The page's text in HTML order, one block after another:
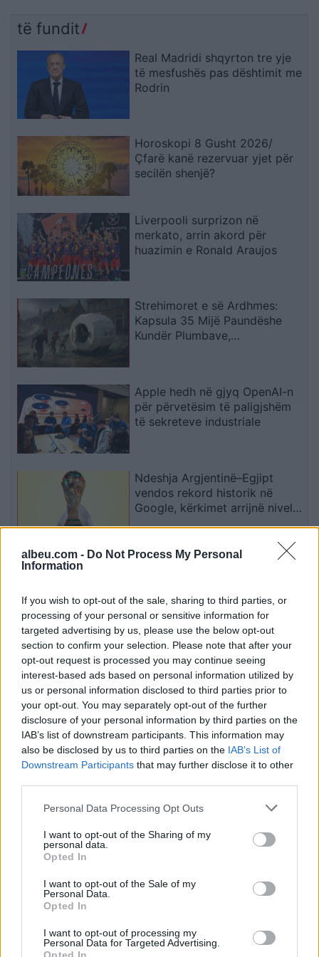
albeu.com - Do Not Process My Personal
Information
If you wish to opt-out of the sale, sharing to third parties, or
processing of your personal or sensitive information for
targeted advertising by us, please use the below opt-out
section to confirm your selection. Please note that after your
opt-out request is processed you may continue seeing
interest-based ads based on personal information utilized by
us or personal information disclosed to third parties prior to
your opt-out. You may separately opt-out of the further
disclosure of your personal information by third parties on the
IAB’s list of downstream participants. This information may
also be disclosed by us to third parties on the IAB’s List of
Downstream Participants that may further disclose it to other
Personal Data Processing Opt Outs
I want to opt-out of the Sharing of my
personal data.
Opted In
I want to opt-out of the Sale of my
Personal Data.
Opted In
I want to opt-out of processing my
Personal Data for Targeted Advertising.
të fundit
Real Madridi shqyrton tre yje
të mesfushës pas dështimit me
Rodrin
Horoskopi 8 Gusht 2026/
Çfarë kanë rezervuar yjet për
secilën shenjë?
Liverpooli surprizon në
merkato, arrin akord për
huazimin e Ronald Araujos
Strehimoret e së Ardhmes:
Kapsula 35 Mijë Paundëshe
Kundër Plumbave,
Apple hedh në gjyq OpenAI-n
për përvetësim të paligjshëm
të sekreteve industriale
Ndeshja Argjentinë–Egjipt
vendos rekord historik në
Google, kërkimet arrijnë nivele
Kina zbulon robotë humanoidë
shoqëri afatgjatë
Esim for Global
for Turkey|Esim for Germany|Esim for Greece|